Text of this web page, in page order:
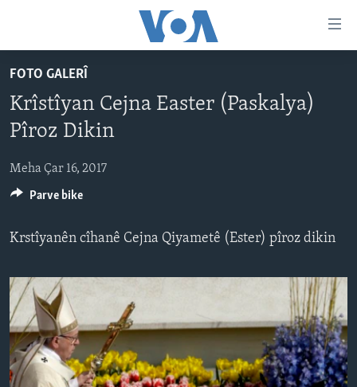
here
naveroka
serekî
here
serekî
here
NÛÇE
FOTO GALERÎ
RADYO
HEVPEYVÎN
HERÊMÊN KURDAN
AMERÎKA
TIRKÎYE
SÛRÎYE
ÎRAN
ROJHILATA NAVÎN
CÎHAN
ÇAND Û HUNER
FOTO GALERÎ
Krîstîyan Cejna Easter (Paskalya)
Pîroz Dikin
Meha Çar 16, 2017
Krstîyanên cîhanê Cejna Qiyametê (Ester) pîroz dikin
Parve bike